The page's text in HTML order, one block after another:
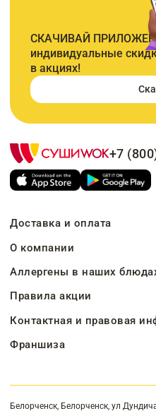
СКАЧИВАЙ
индивидуальные
в акциях!
+7
Доставка и оплата
О компании
Аллергены в наших
Правила акции
Контактная и правовая
Франшиза
Белорченск, Белорченск, ул